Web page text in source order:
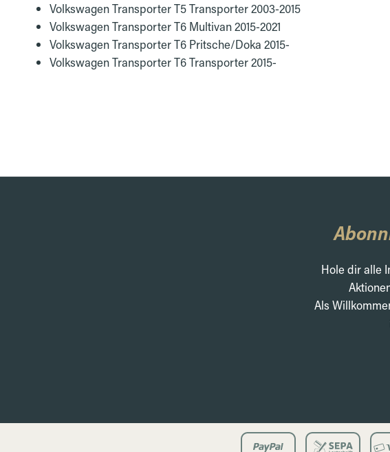
Volkswagen Transporter T5 Transporter 2003-2015
Volkswagen Transporter T6 Multivan 2015-2021
Volkswagen Transporter T6 Pritsche/Doka 2015-
Volkswagen Transporter T6 Transporter 2015-
Hole dir alle
Als